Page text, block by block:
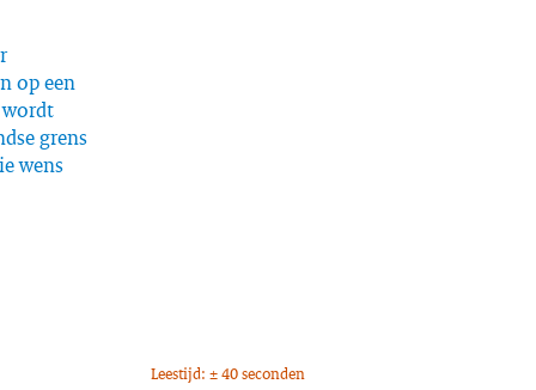
op een
wordt
grens
wens
Leestijd: ± 40 seconden